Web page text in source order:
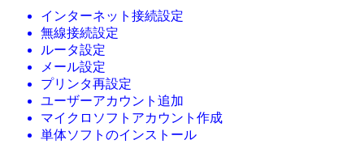
インターネット接続設定
無線接続設定
ルータ設定
メール設定
プリンタ再設定
ユーザーアカウント追加
マイクロソフトアカウント作成
単体ソフトのインストール